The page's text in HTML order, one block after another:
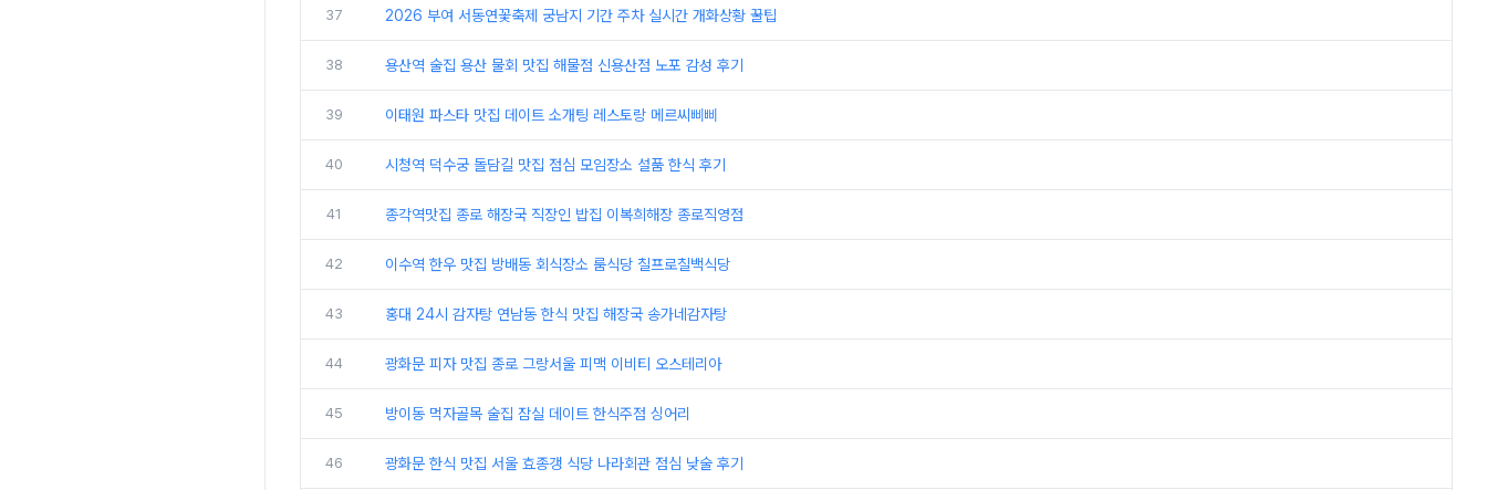
37 2026 부여 서동연꽃축제 궁남지 기간 주차 실시간 개화상황 꿀팁
38 용산역 술집 용산 물회 맛집 해물점 신용산점 노포 감성 후기
39 이태원 파스타 맛집 데이트 소개팅 레스토랑 메르씨삐삐
40 시청역 덕수궁 돌담길 맛집 점심 모임장소 설품 한식 후기
41 종각역맛집 종로 해장국 직장인 밥집 이복희해장 종로직영점
42 이수역 한우 맛집 방배동 회식장소 룸식당 칠프로칠백식당
43 홍대 24시 감자탕 연남동 한식 맛집 해장국 송가네감자탕
44 광화문 피자 맛집 종로 그랑서울 피맥 이비티 오스테리아
45 방이동 먹자골목 술집 잠실 데이트 한식주점 싱어리
46 광화문 한식 맛집 서울 효종갱 식당 나라회관 점심 낮술 후기